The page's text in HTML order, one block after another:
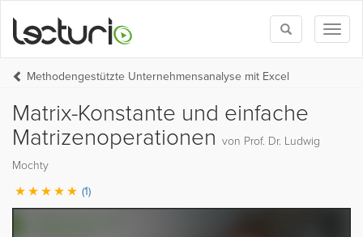
Toggle
search
Methodengestützte Unternehmensanalyse mit Excel
Matrix-Konstante und einfache
Matrizenoperationen von Prof. Dr. Ludwig
Mochty
(1)